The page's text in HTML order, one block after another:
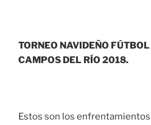
TORNEO NAVIDEÑO
CAMPOS DEL RÍO 2018.
Estos son los